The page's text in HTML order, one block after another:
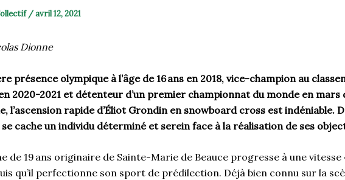
/avril 12, 2021
Dionne
présence olympique à l’âge de 16ans en 2018, vice-champion au
2020-2021 et détenteur d’un premier championnat du monde en mars
l’ascension rapide d’ÉliotGrondin en snowboard cross est indéniable.
se cache un individu déterminé et serein face àla réalisation de ses
de 19 ans originaire de Sainte-Marie de Beauce progresse à une vitesse
qu’il perfectionne son sport de prédilection. Déjà bien connu sur la